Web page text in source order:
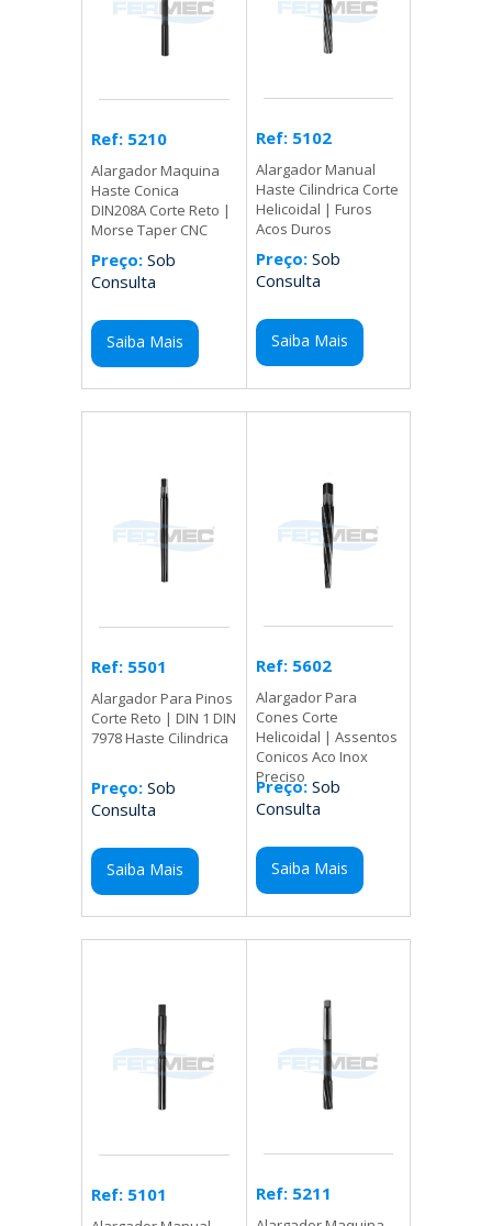
Ref: 5210
Alargador Maquina
Haste Conica
DIN208A Corte Reto |
Morse Taper CNC
Preço: Sob
Consulta
Saiba Mais
Ref: 5102
Alargador Manual
Haste Cilindrica Corte
Helicoidal | Furos
Acos Duros
Preço:Sob
Consulta
Saiba Mais
Ref: 5501
Alargador Para Pinos
Corte Reto | DIN 1 DIN
7978 Haste Cilindrica
Preço: Sob
Consulta
Saiba Mais
Ref: 5602
Alargador Para
Cones Corte
Helicoidal | Assentos
Conicos Aco Inox
Preciso
Preço:Sob
Consulta
Saiba Mais
Ref: 5101 Ref: 5211